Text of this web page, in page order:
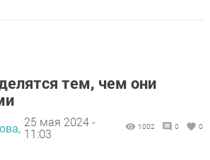
тем, чем они
25 мая 2024 -
11:03
1002 0 0